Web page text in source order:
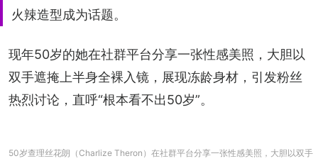
火辣造型成为话题。
现年50岁的她在社群平台分享一张性感美照，大胆以
双手遮掩上半身全裸入镜，展现冻龄身材，引发粉丝
热烈讨论，直呼“根本看不出50岁”。
50岁查理丝花朗（Charlize Theron）在社群平台分享一张性感美照，大胆以双手